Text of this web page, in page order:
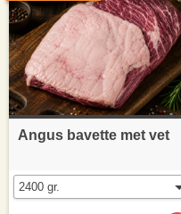
Angus bavette met vet